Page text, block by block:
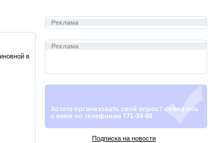
в
Реклама
Реклама
Хотите организовать свой опрос? свяжитесь
с нами по телефонам 771-34-88
Подписка на новости